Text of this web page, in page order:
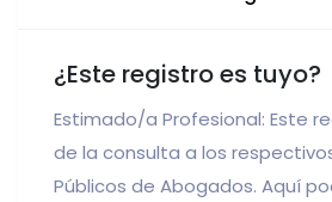
¿Este registro es tuyo?
Estimado/a Profesional: Este
de la consulta a los
Públicos de Abogados. Aquí